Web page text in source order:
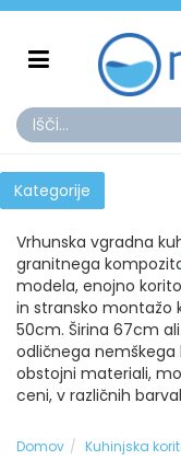
Kategorije
Vrhunska vgradna
granitnega
modela, enojno
in stransko montažo
50cm. Širina 67cm
odličnega nemškega
obstojni materiali,
ceni, v različnih
Domov Kuhinjska